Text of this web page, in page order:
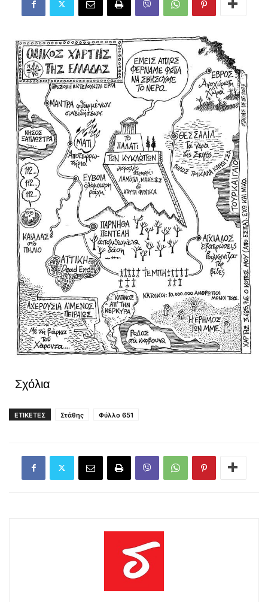
Σχόλια
ΕΤΙΚΕΤΕΣ Στάθης Φύλλο 651